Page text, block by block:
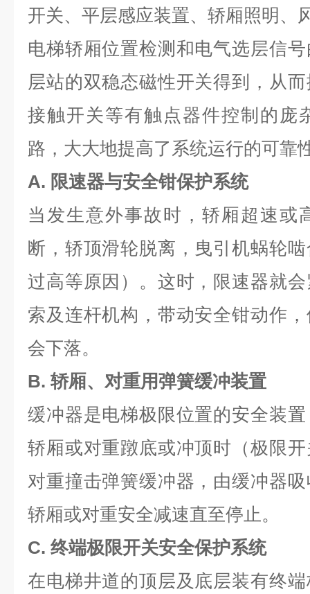
开关、平层感应装置、轿厢照明、
电梯轿厢位置检测和电气选层信
层站的双稳态磁性开关得到，从
接触开关等有触点器件控制的庞
路，大大地提高了系统运行的可靠
A. 限速器与安全钳保护系统
当发生意外事故时，轿厢超速或
断，轿顶滑轮脱离，曳引机蜗轮
过高等原因）。这时，限速器就
索及连杆机构，带动安全钳动作
会下落。
B. 轿厢、对重用弹簧缓冲装置
缓冲器是电梯极限位置的安全装
轿厢或对重蹾底或冲顶时（极限
对重撞击弹簧缓冲器，由缓冲器
轿厢或对重安全减速直至停止。
C. 终端极限开关安全保护系统
在电梯井道的顶层及底层装有终